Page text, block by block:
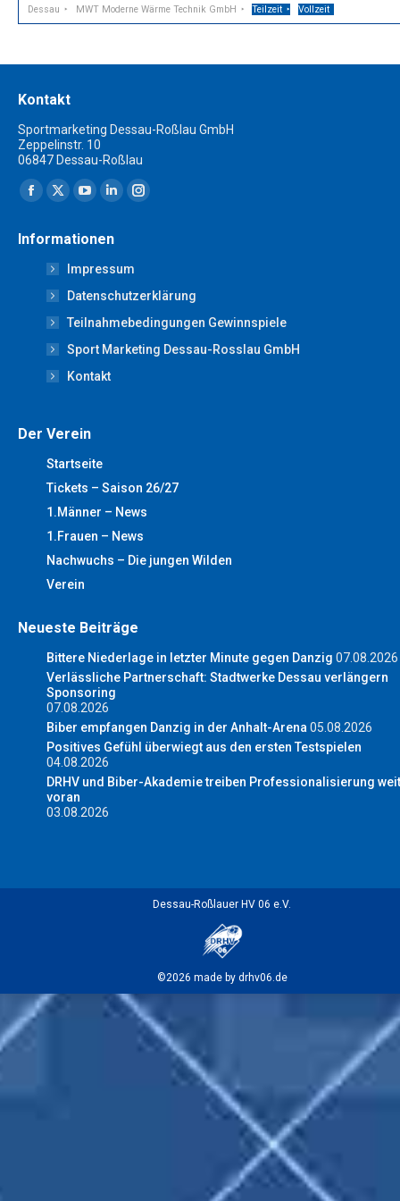
Dessau MWT Moderne Wärme Technik GmbH Teilzeit Vollzeit
Kontakt
Sportmarketing Dessau-Roßlau GmbH
Zeppelinstr. 10
06847 Dessau-Roßlau
Finden Sie uns auf:
Facebook
opens
new
window
X
opens
in
new
window
YouTube
opens
in
new
window
Linkedin
opens
in
new
window
Instagram
new
window
Informationen
Impressum
Datenschutzerklärung
Teilnahmebedingungen Gewinnspiele
Sport Marketing Dessau-Rosslau GmbH
Kontakt
Der Verein
Startseite
Tickets – Saison 26/27
1.Männer – News
1.Frauen – News
Nachwuchs – Die jungen Wilden
Verein
Neueste Beiträge
Bittere Niederlage in letzter Minute gegen Danzig 07.08.2026
Verlässliche Partnerschaft: Stadtwerke Dessau verlängern
Sponsoring
07.08.2026
Biber empfangen Danzig in der Anhalt-Arena 05.08.2026
Positives Gefühl überwiegt aus den ersten Testspielen
04.08.2026
DRHV und Biber-Akademie treiben Professionalisierung
voran
03.08.2026
Dessau-Roßlauer HV 06 e.V.
©2026 made by drhv06.de